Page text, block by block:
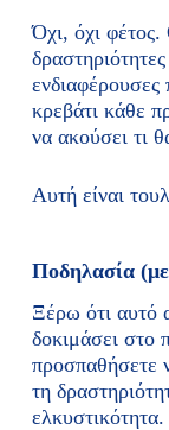
Όχι, όχι
κρεβάτι κάθε
να ακούσει τι
Αυτή είναι
Ποδηλασία (με
Ξέρω ότι αυτό
δοκιμάσει στο
προσπαθήσετε
τη